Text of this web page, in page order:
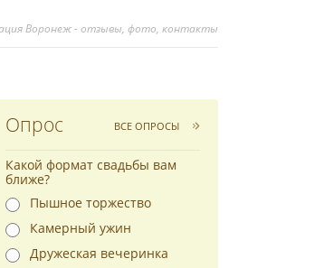
Воронеж - отзывы, фото, контакты
Опрос ВСЕ ОПРОСЫ
Какой формат свадьбы вам
ближе?
Пышное торжество
Камерный ужин
Дружеская вечеринка